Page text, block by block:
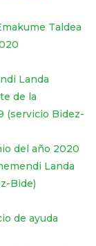
Taldea
Landa
de la
(servicio Bidez-
del año 2020
Landa
Bide)
de ayuda